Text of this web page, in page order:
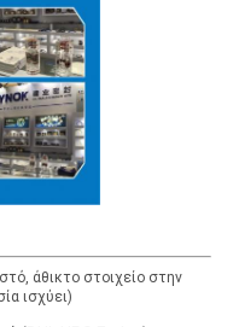
άθικτο στοιχείο στην
ισχύει)